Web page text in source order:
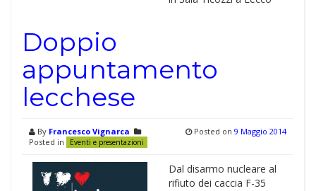
Doppio
appuntamento
lecchese
By Francesco Vignarca
Posted in
Eventi e presentazioni
Posted on 9 Maggio 2014
Dal disarmo nucleare al
rifiuto dei caccia F-35